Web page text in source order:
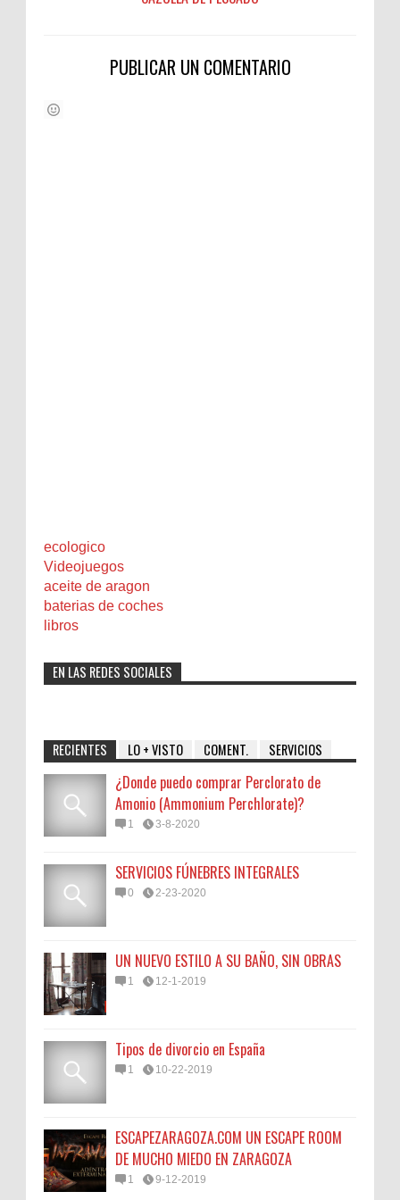
PUBLICAR UN COMENTARIO
ecologico
Videojuegos
aceite de aragon
baterias de coches
libros
EN LAS REDES SOCIALES
RECIENTES LO + VISTO COMENT. SERVICIOS
¿Donde puedo comprar Perclorato de
Amonio (Ammonium Perchlorate)?
1 3-8-2020
SERVICIOS FÚNEBRES INTEGRALES
0 2-23-2020
UN NUEVO ESTILO A SU BAÑO, SIN OBRAS
1 12-1-2019
Tipos de divorcio en España
1 10-22-2019
ESCAPEZARAGOZA.COM UN ESCAPE ROOM
DE MUCHO MIEDO EN ZARAGOZA
1 9-12-2019